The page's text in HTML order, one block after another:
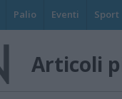
Palio Eventi Sport
Articoli